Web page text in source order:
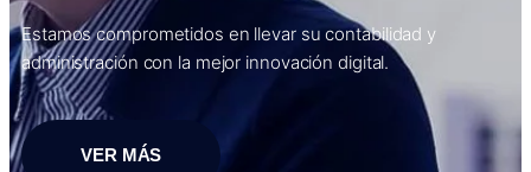
Estamos comprometidos en llevar su contabilidad y
administración con la mejor innovación digital.
VER MÁS